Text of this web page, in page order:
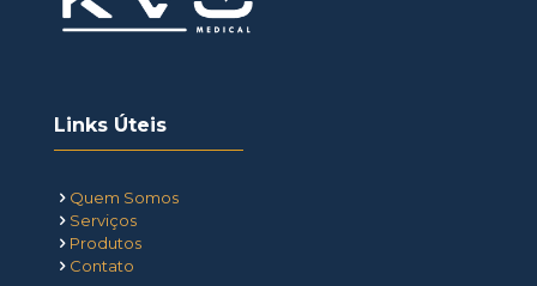
Links Úteis
Quem Somos
Serviços
Produtos
Contato